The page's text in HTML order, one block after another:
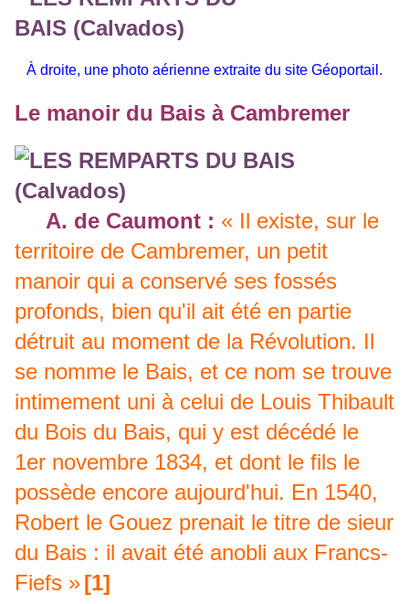
À droite, une photo aérienne extraite du site Géoportail.
Le manoir du Bais à Cambremer
A. de Caumont : « Il existe, sur le
territoire de Cambremer, un petit
manoir qui a conservé ses fossés
profonds, bien qu'il ait été en partie
détruit au moment de la Révolution. Il
se nomme le Bais, et ce nom se trouve
intimement uni à celui de Louis Thibault
du Bois du Bais, qui y est décédé le
1er novembre 1834, et dont le fils le
possède encore aujourd'hui. En 1540,
Robert le Gouez prenait le titre de sieur
du Bais : il avait été anobli aux Francs-
Fiefs »[1]